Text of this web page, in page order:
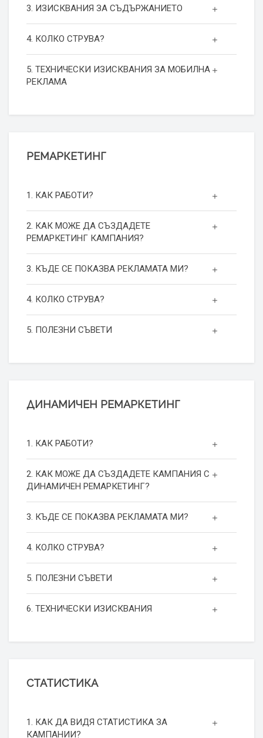
3. ИЗИСКВАНИЯ ЗА СЪДЪРЖАНИЕТО
4. КОЛКО СТРУВА?
5. ТЕХНИЧЕСКИ ИЗИСКВАНИЯ ЗА МОБИЛНА
РЕКЛАМА
РЕМАРКЕТИНГ
1. КАК РАБОТИ?
2. КАК МОЖЕ ДА СЪЗДАДЕТЕ
РЕМАРКЕТИНГ КАМПАНИЯ?
3. КЪДЕ СЕ ПОКАЗВА РЕКЛАМАТА МИ?
4. КОЛКО СТРУВА?
5. ПОЛЕЗНИ СЪВЕТИ
ДИНАМИЧЕН РЕМАРКЕТИНГ
1. КАК РАБОТИ?
2. КАК МОЖЕ ДА СЪЗДАДЕТЕ КАМПАНИЯ С
ДИНАМИЧЕН РЕМАРКЕТИНГ?
3. КЪДЕ СЕ ПОКАЗВА РЕКЛАМАТА МИ?
4. КОЛКО СТРУВА?
5. ПОЛЕЗНИ СЪВЕТИ
6. ТЕХНИЧЕСКИ ИЗИСКВАНИЯ
СТАТИСТИКА
1. КАК ДА ВИДЯ СТАТИСТИКА ЗА
КАМПАНИИ?